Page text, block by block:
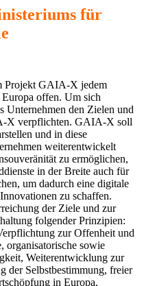
für
Projekt GAIA-X jedem
offen. Um sich
Unternehmen den Zielen und
X verpflichten. GAIA-X soll
und in diese
weiterentwickelt
zu ermöglichen,
in der Breite auch für
um dadurch eine digitale
zu schaffen.
der Ziele und zur
folgender Prinzipien:
zur Offenheit und
organisatorische sowie
Weiterentwicklung zur
der Selbstbestimmung, freier
in Europa,